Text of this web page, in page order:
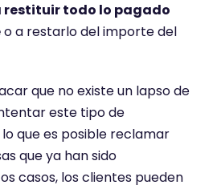
restituir todo lo pagado
o a restarlo del importe del
que no existe un lapso de
este tipo de
que es posible reclamar
que ya han sido
casos, los clientes pueden